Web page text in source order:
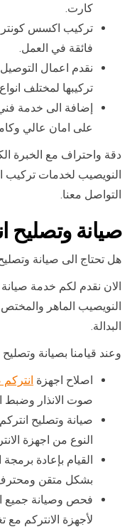
كارت.
تركيب اكسس
فائقة في العمل.
تركيبها لمختلف
إضافة الى خدمة
على امان عالي
دقة واحتراف مع الخبرة
النويصيب لخدمات تركيب
التواصل معنا.
صيانة وتصليح
هل تحتاج الى صيانة
الان نقدم لكم خدمة
النويصيب الماهر والمختص
البدالة.
وعند قيامنا بصيانة
اصلاح اجهزة
صوت الانذار وضبط
صيانة وتصليح
النوع من اجهزة
القيام بإعادة
بشكل متقن
فحص وصيانة جميع
لأجهزة الانتركم